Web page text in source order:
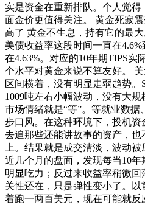
实是资金在重新排队。个人觉
面金价更值得关注。 黄金死寂
高了 黄金不生息，持有它的最
美债收益率这段时间一直在
在4.63%。对应的10年期TIPS实
个水平对黄金来说不算友好。
区间横着，没有明显走弱趋势。
1009吨左右小幅波动，没有大规
市场情绪就是“等”。等就业数
步口风。在这种环境下，投机
去追那些还能讲故事的资产，
上。结果就是成交清淡，波动
近几个月的盘面，发现每当10
明显吃力；反过来收益率稍微
关性还在，只是弹性变小了。
着跑一两百美元，现在可能就